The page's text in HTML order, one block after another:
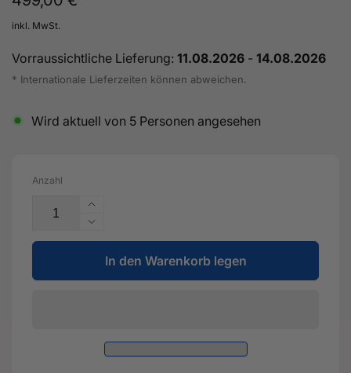
Preis
inkl. MwSt.
Vorraussichtliche Lieferung: 11.08.2026 - 14.08.2026
* Internationale Lieferzeiten können abweichen.
Wird aktuell von 5 Personen angesehen
Anzahl
Erhöhe
die
Menge
für
4&quot;
2.5
TFSI
Verringere
die
Menge
für
2.5
In den Warenkorb legen